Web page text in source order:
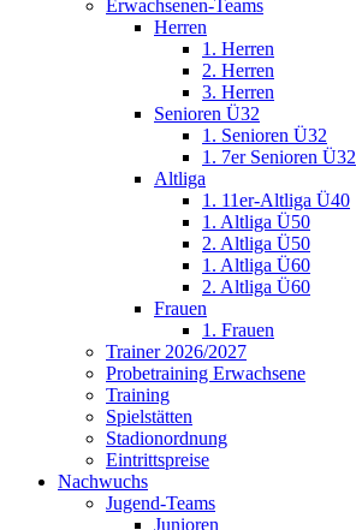
Erwachsenen-Teams
Herren
1. Herren
2. Herren
3. Herren
Senioren Ü32
1. Senioren Ü32
1. 7er Senioren Ü32
Altliga
1. 11er-Altliga Ü40
1. Altliga Ü50
2. Altliga Ü50
1. Altliga Ü60
2. Altliga Ü60
Frauen
1. Frauen
Trainer 2026/2027
Probetraining Erwachsene
Training
Spielstätten
Stadionordnung
Eintrittspreise
Nachwuchs
Jugend-Teams
Junioren